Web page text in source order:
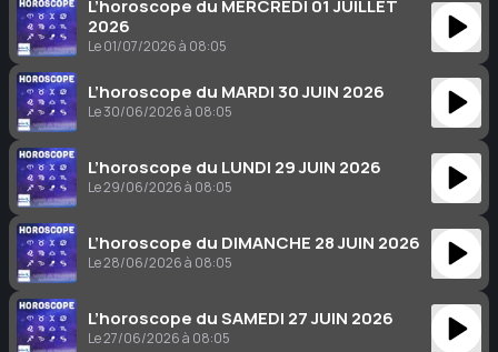
L’horoscope du MERCREDI 01 JUILLET
2026
Le 01/07/2026 à 08:05
L’horoscope du MARDI 30 JUIN 2026
Le 30/06/2026 à 08:05
L’horoscope du LUNDI 29 JUIN 2026
Le 29/06/2026 à 08:05
L’horoscope du DIMANCHE 28 JUIN 2026
Le 28/06/2026 à 08:05
L’horoscope du SAMEDI 27 JUIN 2026
Le 27/06/2026 à 08:05